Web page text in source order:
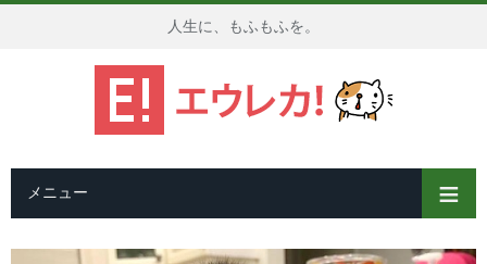
人生に、もふもふを。
メニュー